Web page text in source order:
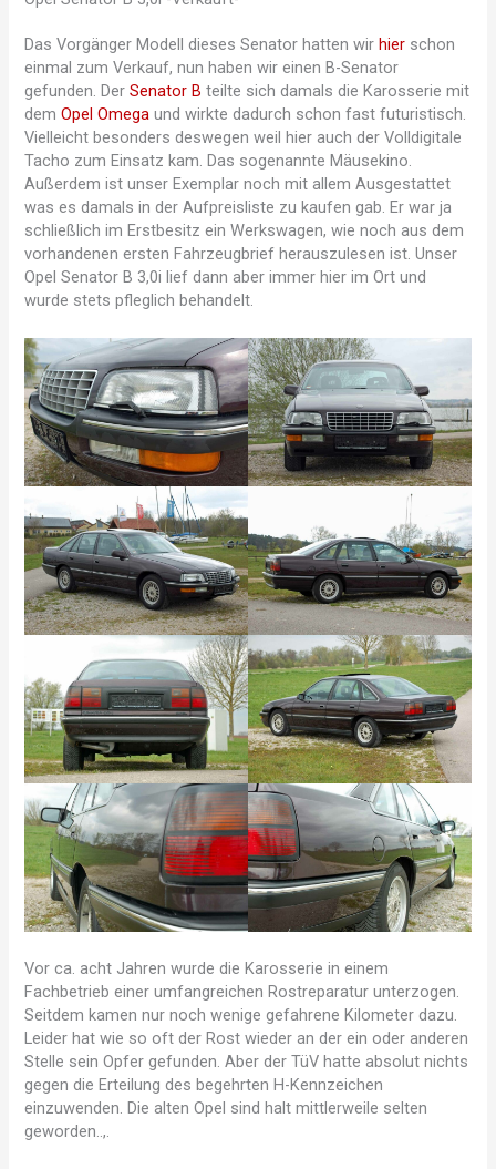
Das Vorgänger Modell dieses Senator hatten wirhier schon
einmal zum Verkauf, nun haben wir einen B-Senator
gefunden. DerSenator B teilte sich damals die Karosserie mit
demOpel Omega und wirkte dadurch schon fast futuristisch.
Vielleicht besonders deswegen weil hier auch der Volldigitale
Tacho zum Einsatz kam. Das sogenannte Mäusekino.
Außerdem ist unser Exemplar noch mit allem Ausgestattet
was es damals in der Aufpreisliste zu kaufen gab. Er war ja
schließlich im Erstbesitz ein Werkswagen, wie noch aus dem
vorhandenen ersten Fahrzeugbrief herauszulesen ist. Unser
Opel Senator B 3,0i lief dann aber immer hier im Ort und
wurde stets pfleglich behandelt.
Vor ca. acht Jahren wurde die Karosserie in einem
Fachbetrieb einer umfangreichen Rostreparatur unterzogen.
Seitdem kamen nur noch wenige gefahrene Kilometer dazu.
Leider hat wie so oft der Rost wieder an der ein oder anderen
Stelle sein Opfer gefunden. Aber der TüV hatte absolut nichts
gegen die Erteilung des begehrten H-Kennzeichen
einzuwenden. Die alten Opel sind halt mittlerweile selten
geworden..,.